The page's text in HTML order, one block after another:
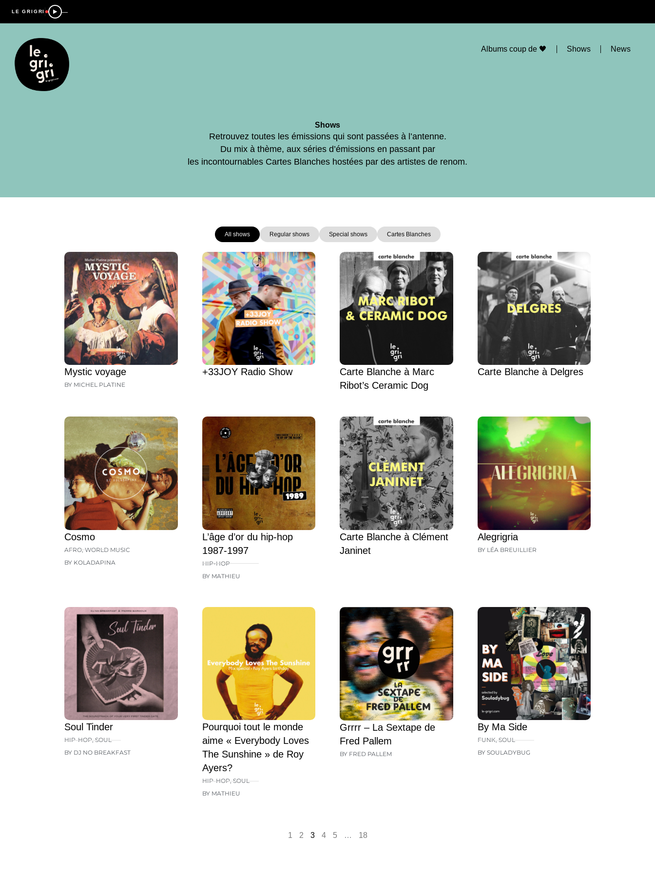
LE GRIGRI —
Albums coup de 🖤 Shows News
Shows
Retrouvez toutes les émissions qui sont passées à l’antenne.
Du mix à thème, aux séries d’émissions en passant par
les incontournables Cartes Blanches hostées par des artistes de renom.
All shows Regular shows Special shows Cartes Blanches
Mystic voyage
BY MICHEL PLATINE
+33JOY Radio Show
Carte Blanche à Marc
Ribot’s Ceramic Dog
Carte Blanche à Delgres
Cosmo
AFRO,WORLD MUSIC
BY KOLADAPINA
L’âge d’or du hip-hop
1987-1997
HIP-HOP
BY MATHIEU
Carte Blanche à Clément
Janinet
Alegrigria
BY LÉA BREUILLIER
Soul Tinder
HIP-HOP,SOUL
BY DJ NO BREAKFAST
Pourquoi tout le monde
aime « Everybody Loves
The Sunshine » de Roy
Ayers?
HIP-HOP,SOUL
BY MATHIEU
Grrrr – La Sextape de
Fred Pallem
BY FRED PALLEM
By Ma Side
FUNK,SOUL
BY SOULADYBUG
Page
1
Page
2
Page
3 4
Page
5 …
Page
18